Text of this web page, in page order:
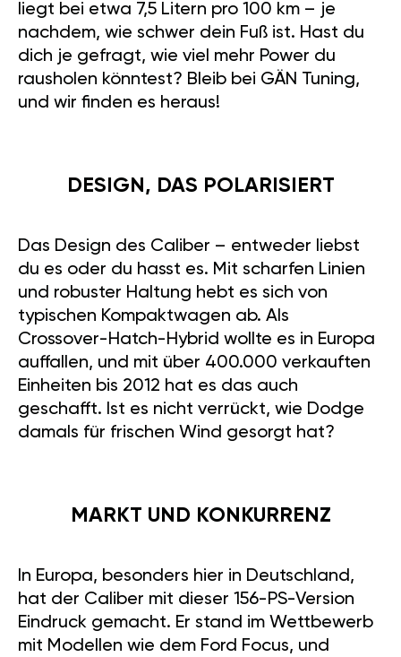
liegt bei etwa 7,5 Litern pro 100 km – je
nachdem, wie schwer dein Fuß ist. Hast du
dich je gefragt, wie viel mehr Power du
rausholen könntest? Bleib bei GÄN Tuning,
und wir finden es heraus!
DESIGN, DAS POLARISIERT
Das Design des Caliber – entweder liebst
du es oder du hasst es. Mit scharfen Linien
und robuster Haltung hebt es sich von
typischen Kompaktwagen ab. Als
Crossover-Hatch-Hybrid wollte es in Europa
auffallen, und mit über 400.000 verkauften
Einheiten bis 2012 hat es das auch
geschafft. Ist es nicht verrückt, wie Dodge
damals für frischen Wind gesorgt hat?
MARKT UND KONKURRENZ
In Europa, besonders hier in Deutschland,
hat der Caliber mit dieser 156-PS-Version
Eindruck gemacht. Er stand im Wettbewerb
mit Modellen wie dem Ford Focus, und